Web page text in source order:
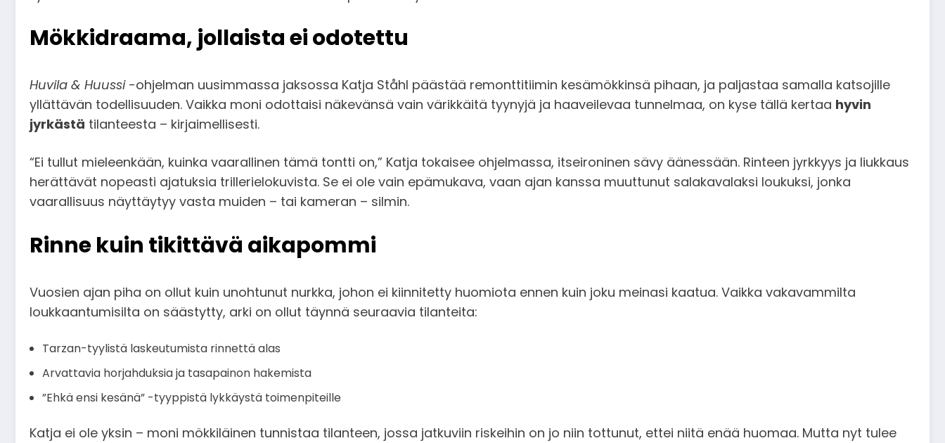
Mökkidraama, jollaista ei odotettu
Huvila & Huussi-ohjelman uusimmassa jaksossa Katja Ståhl päästää remonttitiimin kesämökkinsä pihaan, ja paljastaa samalla katsojille
yllättävän todellisuuden. Vaikka moni odottaisi näkevänsä vain värikkäitä tyynyjä ja haaveilevaa tunnelmaa, on kyse tällä kertaa hyvin
jyrkästä tilanteesta – kirjaimellisesti.
“Ei tullut mieleenkään, kuinka vaarallinen tämä tontti on,” Katja tokaisee ohjelmassa, itseironinen sävy äänessään. Rinteen jyrkkyys ja liukkaus
herättävät nopeasti ajatuksia trillerielokuvista. Se ei ole vain epämukava, vaan ajan kanssa muuttunut salakavalaksi loukuksi, jonka
vaarallisuus näyttäytyy vasta muiden – tai kameran – silmin.
Rinne kuin tikittävä aikapommi
Vuosien ajan piha on ollut kuin unohtunut nurkka, johon ei kiinnitetty huomiota ennen kuin joku meinasi kaatua. Vaikka vakavammilta
loukkaantumisilta on säästytty, arki on ollut täynnä seuraavia tilanteita:
Tarzan-tyylistä laskeutumista rinnettä alas
Arvattavia horjahduksia ja tasapainon hakemista
”Ehkä ensi kesänä” -tyyppistä lykkäystä toimenpiteille
Katja ei ole yksin – moni mökkiläinen tunnistaa tilanteen, jossa jatkuviin riskeihin on jo niin tottunut, ettei niitä enää huomaa. Mutta nyt tulee